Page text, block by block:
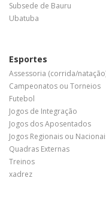
Subsede de Bauru
Ubatuba
Esportes
Assessoria (corrida/
Campeonatos ou Torneios
Futebol
Jogos de Integração
Jogos dos Aposentados
Jogos Regionais ou
Quadras Externas
Treinos
xadrez